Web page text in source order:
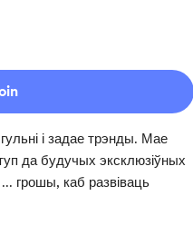
і задае трэнды. Мае
да будучых эксклюзіўных
грошы, каб развіваць